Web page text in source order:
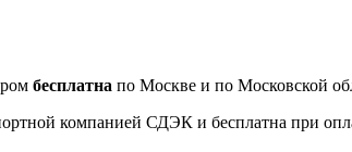
бесплатна по Москве и по Московской
компанией СДЭК и бесплатна при